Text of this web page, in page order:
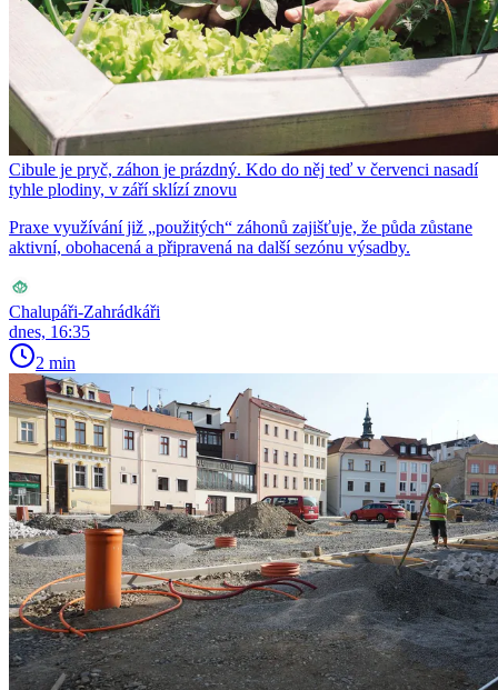
Cibule je pryč, záhon je prázdný. Kdo do něj teď v červenci nasadí
tyhle plodiny, v září sklízí znovu
Praxe využívání již „použitých“ záhonů zajišťuje, že půda zůstane
aktivní, obohacená a připravená na další sezónu výsadby.
Chalupáři-Zahrádkáři
dnes, 16:35
2 min